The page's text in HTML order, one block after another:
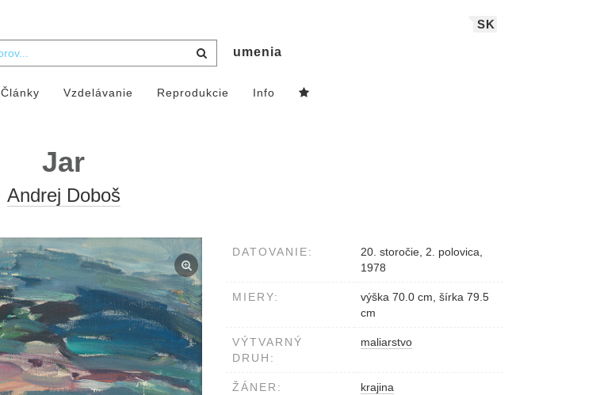
SK
umenia
Články Vzdelávanie Reprodukcie Info
Jar
Andrej Doboš
DATOVANIE:
20. storočie, 2. polovica,
1978
MIERY:
výška 70.0 cm, šírka 79.5
cm
VÝTVARNÝ
DRUH:
maliarstvo
ŽÁNER: krajina